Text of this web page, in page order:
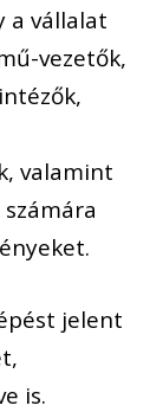
a vállalat
vezetők,
valamint
jelent
is.